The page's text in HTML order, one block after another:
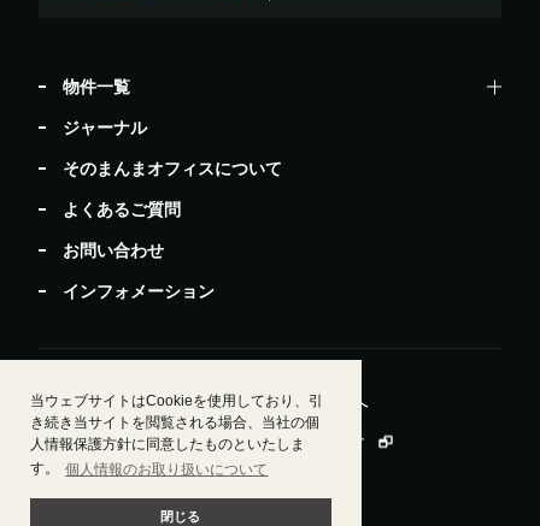
当ウェブサイトはCookieを使用しており、引
き続き当サイトを閲覧される場合、当社の個
人情報保護方針に同意したものといたしま
す。
個人情報のお取り扱いについて
閉じる
物件一覧
ジャーナル
そのまんまオフィスについて
よくあるご質問
お問い合わせ
インフォメーション
居抜きで退去したい方 ビルオーナー・管理会社様へ
運営会社情報 会員規約 個人情報保護方針